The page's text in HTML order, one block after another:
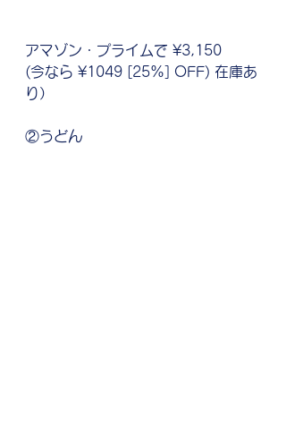
アマゾン・プライムで ¥3,150
(今なら ¥1049 [25%] OFF) 在庫あ
り）
②うどん